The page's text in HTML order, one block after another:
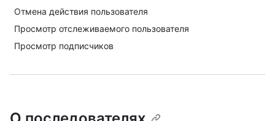
Отмена действия пользователя
Просмотр отслеживаемого пользователя
Просмотр подписчиков